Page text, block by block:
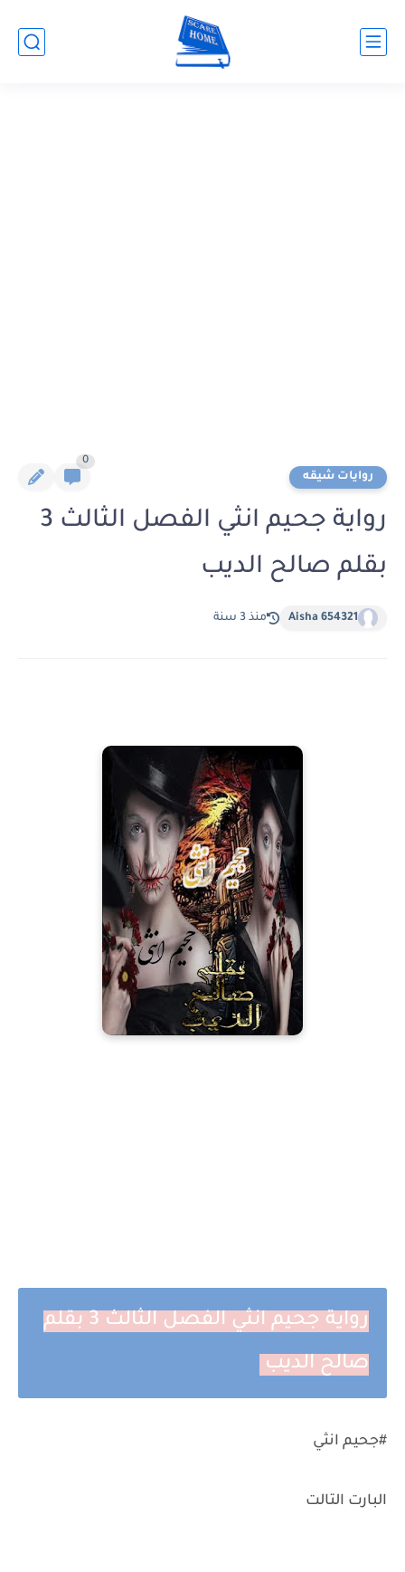
روايات شيقه
0
رواية جحيم انثي الفصل الثالث 3
بقلم صالح الديب
Aisha 654321 منذ 3 سنة
رواية جحيم انثي الفصل الثالث 3 بقلم
صالح الديب
#جحيم انثي
البارت التالت